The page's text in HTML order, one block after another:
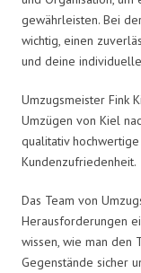
gewährleisten. Bei
wichtig, einen
und deine
Umzugsmeister Fink
Umzügen von Kiel
qualitativ
Kundenzufriedenheit.
Das Team von
Herausforderungen
wissen, wie man den
Gegenstände sicher